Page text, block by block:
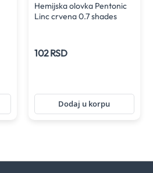
Hemijska olovka Pentonic
Linc crvena 0.7 shades
102 RSD
Dodaj u korpu